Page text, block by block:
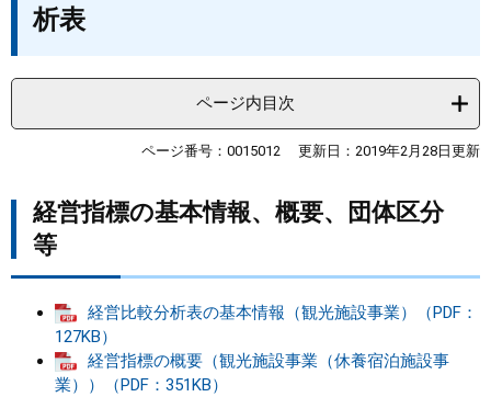
へ
トップページ
くらし・環境
教育・文化・スポーツ
しごと・産業・観光
まちづくり
県政情報
析表
ページ内目次
ページ番号：0015012 更新日：2019年2月28日更新
経営指標の基本情報、概要、団体区分
等
経営比較分析表の基本情報（観光施設事業）（PDF：
127KB）
経営指標の概要（観光施設事業（休養宿泊施設事
業））（PDF：351KB）